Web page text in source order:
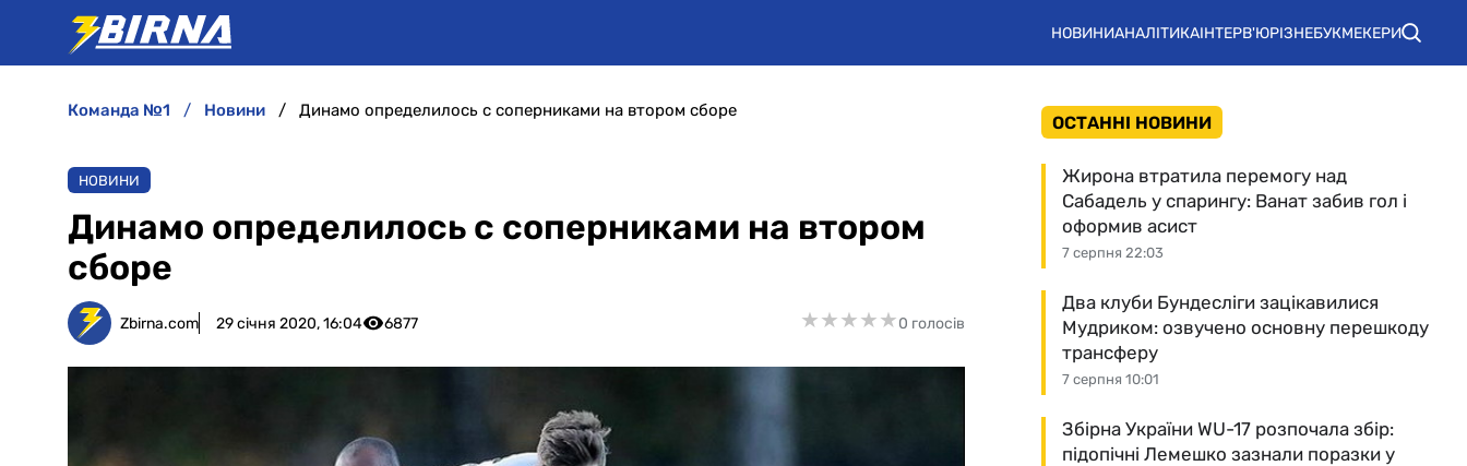
НОВИНИАНАЛІТИКАІНТЕРВ'ЮРІЗНЕБУКМЕКЕРИ
команда №1 новини Динамо определилось с соперниками на втором сборе
НОВИНИ
Динамо определилось с соперниками на втором
сборе
Zbirna.com 29 січня 2020, 16:04 6877 ★★★★★
★★★★★0 голосів
ОСТАННІ НОВИНИ
7 серпня 22:03
Жирона втратила перемогу над
Сабадель у спарингу: Ванат забив гол і
оформив асист
7 серпня 10:01
Два клуби Бундесліги зацікавилися
Мудриком: озвучено основну перешкоду
трансферу
Збірна України WU-17 розпочала збір:
підопічні Лемешко зазнали поразки у